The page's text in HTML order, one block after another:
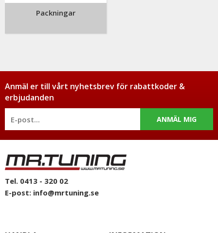
Packningar
Anmäl er till vårt nyhetsbrev för rabattkoder &
erbjudanden
ANMÄL MIG
Tel. 0413 - 320 02
E-post: info@mrtuning.se